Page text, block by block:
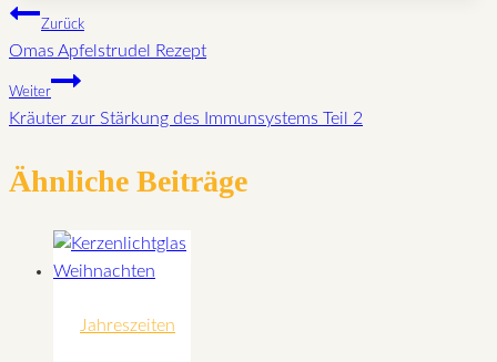
Beitragsnavigation
Zurück
Omas Apfelstrudel Rezept
Weiter
Kräuter zur Stärkung des Immunsystems Teil 2
Ähnliche Beiträge
Jahreszeiten